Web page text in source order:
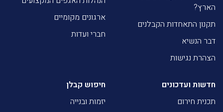
הארץ?
תקנון התאחדות הקבלנים
דבר הנשיא
הצהרת נגישות
ארגונים מקומיים
חברי ועדות
חדשות ועדכונים
תכנית חירום
חיפוש קבלן
יזמות ובנייה